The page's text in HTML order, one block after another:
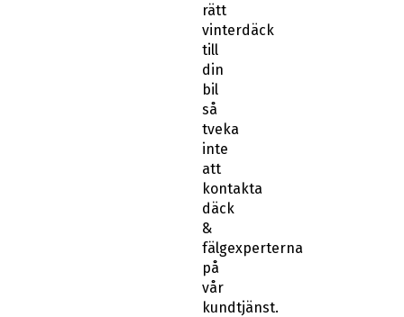
rätt
vinterdäck
till
din
bil
så
tveka
inte
att
kontakta
däck
&
fälgexperterna
på
vår
kundtjänst.